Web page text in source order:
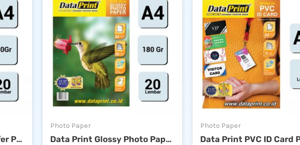
Data Print T-shirt Transfer Paper 120gsm A4
Photo Paper
Data Print Glossy Photo Paper 180gsm A4
Photo Paper
Data Print PVC ID Card